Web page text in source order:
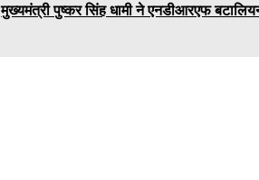
मुख्यमंत्री पुष्कर सिंह धामी ने एनडीआरएफ